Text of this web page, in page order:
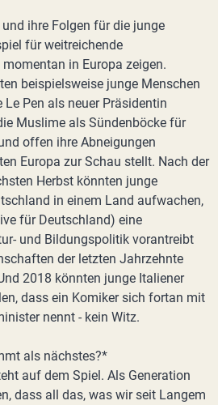
ihre Folgen für die junge
für weitreichende
in Europa zeigen.
beispielsweise junge Menschen
Pen als neuer Präsidentin
Muslime als Sündenböcke für
offen ihre Abneigungen
Europa zur Schau stellt. Nach der
Herbst könnten junge
in einem Land aufwachen,
für Deutschland) eine
und Bildungspolitik vorantreibt
der letzten Jahrzehnte
2018 könnten junge Italiener
dass ein Komiker sich fortan mit
nennt - kein Witz.
als nächstes?*
auf dem Spiel. Als Generation
dass all das, was wir seit Langem